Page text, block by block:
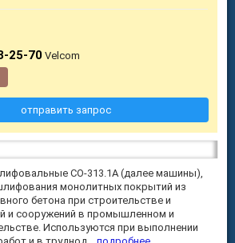
СО-313.1А (далее машины),
монолитных покрытий из
бетона при строительстве и
и сооружений в промышленном и
Используются при выполнении
25-70Velcom
отправить запрос